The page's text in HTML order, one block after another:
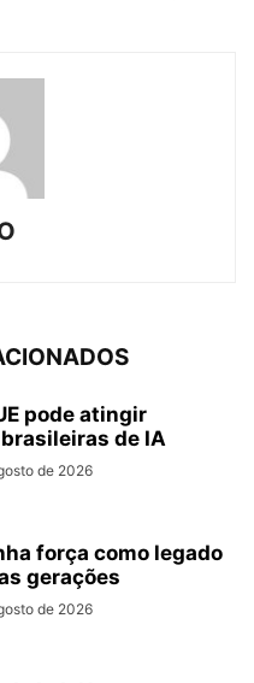
pode atingir
de IA
de 2026
força como legado
gerações
de 2026